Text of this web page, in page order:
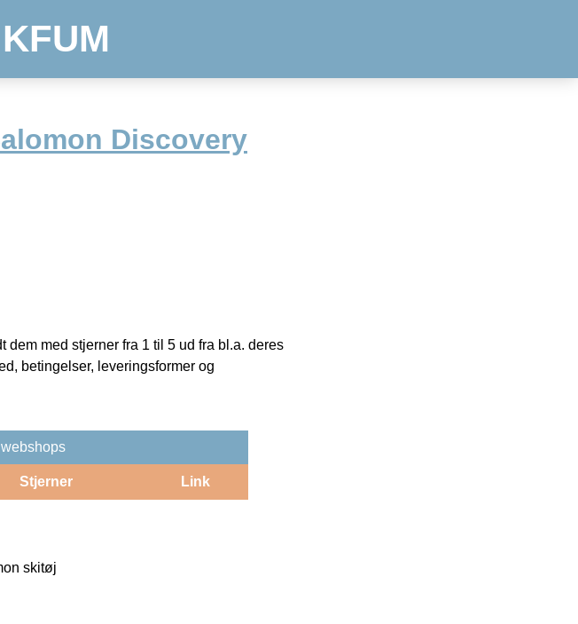
Discovery
med stjerner fra 1 til 5 ud fra bl.a. deres
betingelser, leveringsformer og
Stjerner Link
skitøj